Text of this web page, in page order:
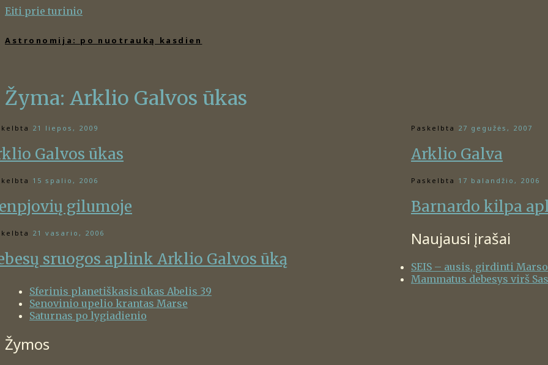
Eiti prie turinio
Astronomija: po nuotrauką kasdien
Žyma: Arklio Galvos ūkas
21 liepos, 2009
Galvos ūkas
Paskelbta 27 gegužės, 2007
Arklio Galva
15 spalio, 2006
gilumoje
Paskelbta 17 balandžio, 2006
Barnardo kilpa
21 vasario, 2006
sruogos aplink Arklio Galvos ūką
Naujausi įrašai
SEIS – ausis, girdinti
Mammatus debesys virš
Sferinis planetiškasis ūkas Abelis 39
Senovinio upelio krantas Marse
Saturnas po lygiadienio
Žymos